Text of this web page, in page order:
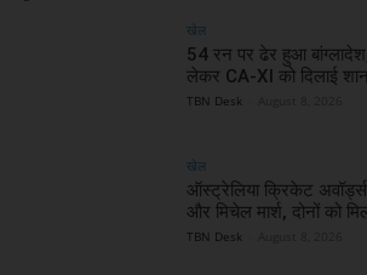
खेल
54 रन पर ढेर हुआ
लेकर CA-XI को दिलाई
TBN Desk
खेल
ऑस्ट्रेलिया क्रिकेट
और मिचेल मार्श, दोनों को
TBN Desk